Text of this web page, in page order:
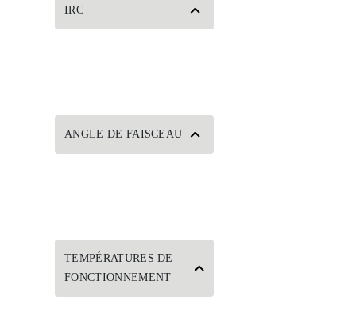
IRC
ANGLE DE FAISCEAU
TEMPÉRATURES DE
FONCTIONNEMENT